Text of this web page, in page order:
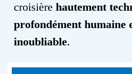
croisière hautement
profondément humaine
inoubliable.